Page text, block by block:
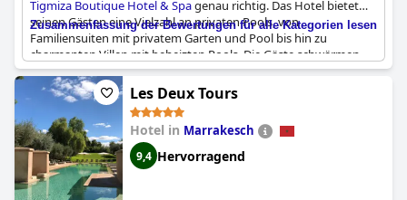
Tigmiza Boutique Hotel & Spagenau richtig. Das Hotel bietet
seinen Gästen eine Vielzahl an privaten Pools, von
Familiensuiten mit privatem Garten und Pool bis hin zu
charmanten Villen mit beheizten Pools. Die Gäste schwärmen
von dem außergewöhnlichen Charme der Villen mit ihren
kleinen, beheizten Privatpools, die das Gesamterlebnis noch
verstärken. Selbst an den kühleren Tagen können die Gäste
einen privaten Pool mit warmem Wasser genießen. Einige Gäste
bemängeln zwar die Sauberkeit oder die Temperatur ihrer
privaten Pools, aber insgesamt bieten die privaten Pools in
Tigmiza einen großartigen Ort, um der geschäftigen Stadt zu
entfliehen und Zeit für sich selbst zu genießen. Egal, ob Sie mit
Zusammenfassung der Bewertungen für alle Kategorien lesen
Les Deux Tours
Hotel in Marrakesch
9,4 Hervorragend